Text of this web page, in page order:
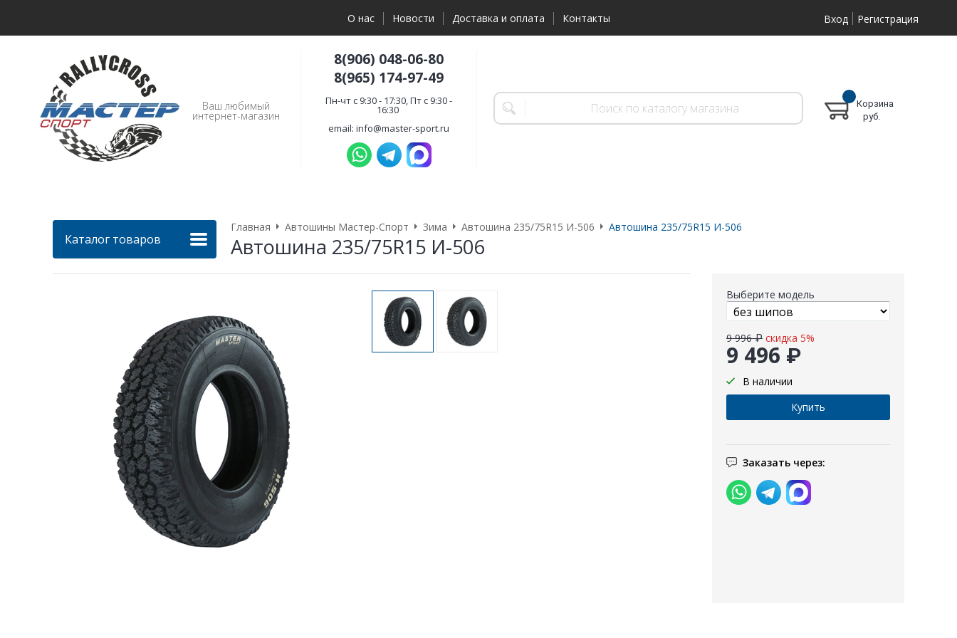
О нас Новости Доставка и оплата Контакты Вход Регистрация
Ваш любимый
интернет-магазин
8(906) 048-06-80
8(965) 174-97-49
Пн-чт с 9:30 - 17:30, Пт с 9:30 -
16:30
email: info@master-sport.ru
Корзина
руб.
Каталог товаров
Главная Автошины Мастер-Спорт Зима Автошина 235/75R15 И-506 Автошина 235/75R15 И-506
Автошина 235/75R15 И-506
Выберите модель
9 496 ₽
9 996 ₽ скидка 5%
В наличии
Заказать через: